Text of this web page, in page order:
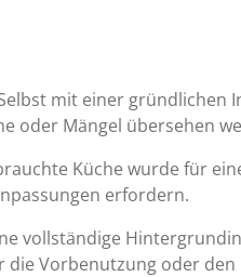
mit einer gründlichen
oder Mängel übersehen
Küche wurde für
erfordern.
vollständige
die Vorbenutzung oder